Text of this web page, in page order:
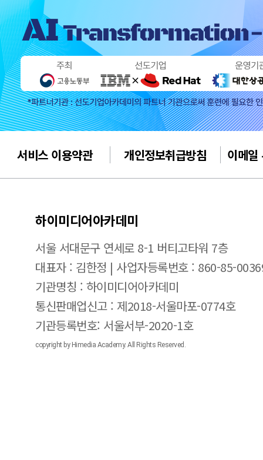
서비스 이용약관 개인정보취급방침 이메일
하이미디어아카데미
서울 서대문구 연세로 8-1 버티고타워 7층
대표자 : 김한정 | 사업자등록번호 : 860-85-
기관명칭 : 하이미디어아카데미
통신판매업신고 : 제2018-서울마포-0774호
기관등록번호: 서울서부-2020-1호
copyright by Himedia Academy. All Rights Reserved.